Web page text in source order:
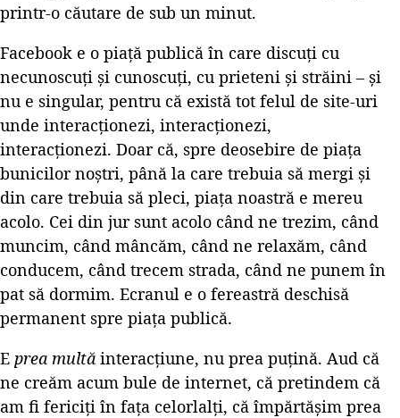
printr-o căutare de sub un minut.
Facebook e o piață publică în care discuți cu
necunoscuți și cunoscuți, cu prieteni și străini – și
nu e singular, pentru că există tot felul de site-uri
unde interacționezi, interacționezi,
interacționezi. Doar că, spre deosebire de piața
bunicilor noștri, până la care trebuia să mergi și
din care trebuia să pleci, piața noastră e mereu
acolo. Cei din jur sunt acolo când ne trezim, când
muncim, când mâncăm, când ne relaxăm, când
conducem, când trecem strada, când ne punem în
pat să dormim. Ecranul e o fereastră deschisă
permanent spre piața publică.
E prea multă interacțiune, nu prea puțină. Aud că
ne creăm acum bule de internet, că pretindem că
am fi fericiți în fața celorlalți, că împărtășim prea